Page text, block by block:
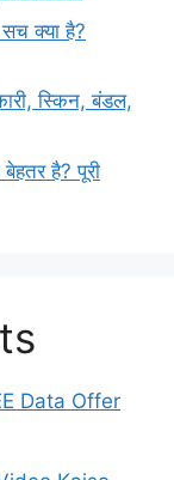
क्या है?
स्किन, बंडल,
है? पूरी
Data Offer